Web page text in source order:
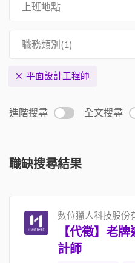
上班地點
職務類別(1)
平面設計工程師
進階搜尋 全文搜尋
職缺搜尋結果
數位獵人科技股份
【代徵】老
計師